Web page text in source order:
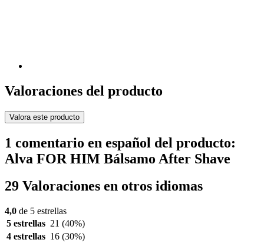
Valoraciones del producto
Valora este producto
1 comentario en español del producto:
Alva FOR HIM Bálsamo After Shave
29 Valoraciones en otros idiomas
4,0 de 5 estrellas
5 estrellas 21 (40%)
4 estrellas 16 (30%)